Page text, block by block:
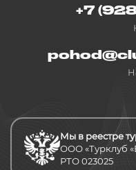
+7
Мы в реестре
ООО «Турклуб
РТО 023025